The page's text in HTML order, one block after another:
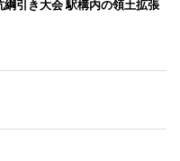
引き大会 駅構内の領土拡張